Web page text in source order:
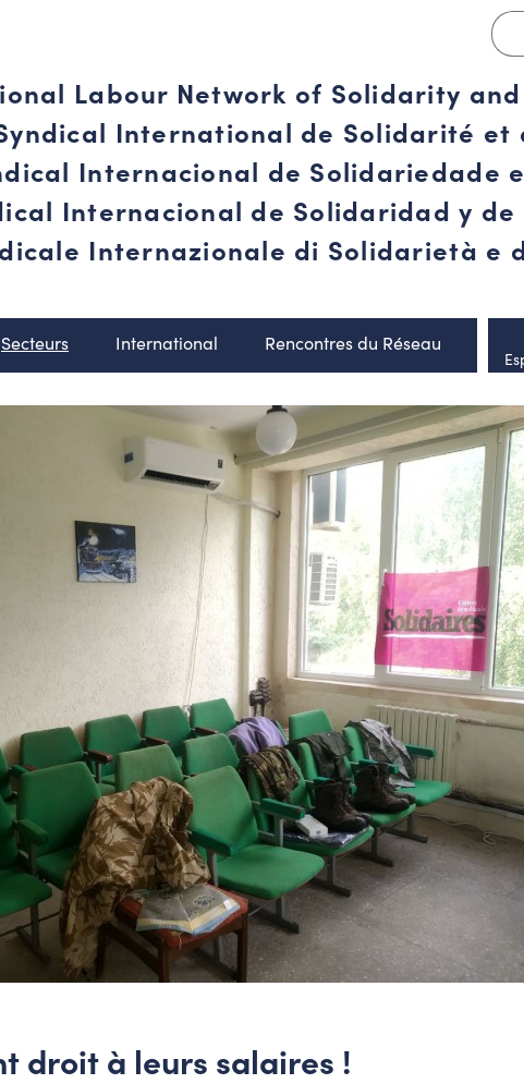
Labour Network of Solidarity
International de Solidarité et
Internacional de Solidariedade
Internacional de Solidaridad y de
Internazionale di Solidarietà e
Secteurs International Rencontres du Réseau
droit à leurs salaires !